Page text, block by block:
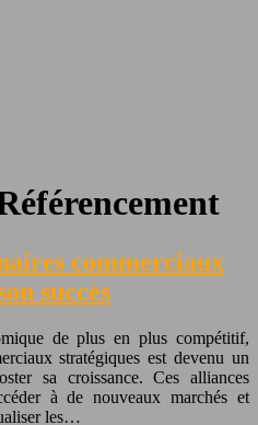
commerciaux
succès
de plus en plus compétitif,
stratégiques est devenu un
sa croissance. Ces alliances
à de nouveaux marchés et
les…